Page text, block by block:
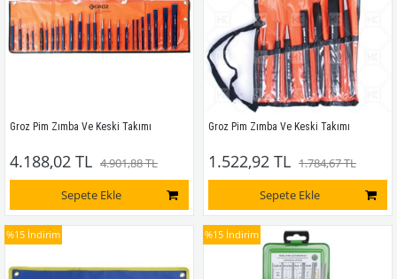
Groz Pim Zımba Ve Keski Takımı
4.188,02 TL 4.901,88 TL
Sepete Ekle
Groz Pim Zımba Ve Keski Takımı
1.522,92 TL 1.784,67 TL
Sepete Ekle
%15 İndirim %15 İndirim